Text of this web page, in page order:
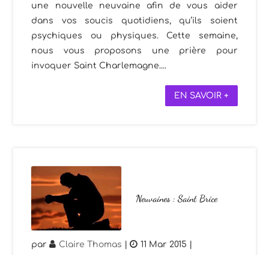
une nouvelle neuvaine afin de vous aider
dans vos soucis quotidiens, qu’ils soient
psychiques ou physiques. Cette semaine,
nous vous proposons une prière pour
invoquer Saint Charlemagne....
EN SAVOIR +
Neuvaines : Saint Brice
par Claire Thomas | 11 Mar 2015